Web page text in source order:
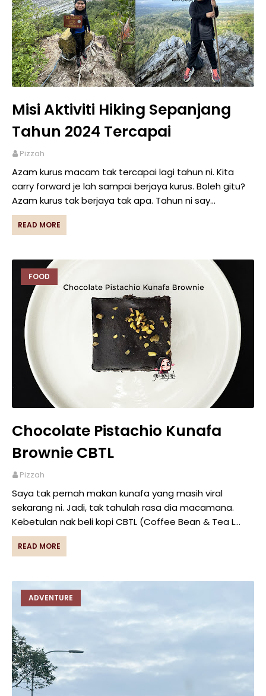
Misi Aktiviti Hiking Sepanjang
Tahun 2024 Tercapai
Pizzah
Azam kurus macam tak tercapai lagi tahun ni. Kita
carry forward je lah sampai berjaya kurus. Boleh gitu?
Azam kurus tak berjaya tak apa. Tahun ni say…
READ MORE
FOOD
Chocolate Pistachio Kunafa
Brownie CBTL
Pizzah
Saya tak pernah makan kunafa yang masih viral
sekarang ni. Jadi, tak tahulah rasa dia macamana.
Kebetulan nak beli kopi CBTL (Coffee Bean & Tea L…
READ MORE
ADVENTURE